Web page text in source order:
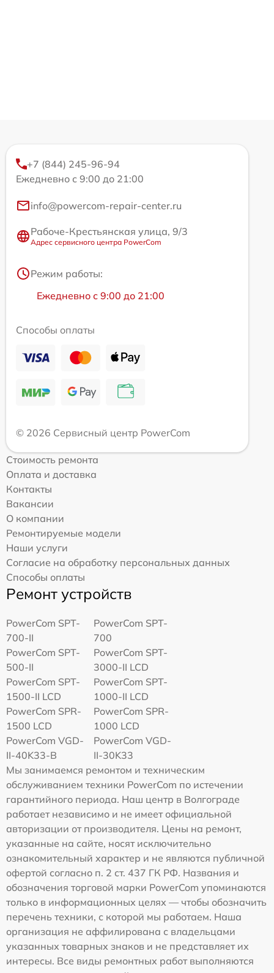
+7 (844) 245-96-94
Ежедневно с 9:00 до 21:00
info@powercom-repair-center.ru
Рабоче-Крестьянская улица, 9/3
Адрес сервисного центра PowerCom
Режим работы:
Ежедневно с 9:00 до 21:00
Способы оплаты
© 2026 Сервисный центр PowerCom
Стоимость ремонта
Оплата и доставка
Контакты
Вакансии
О компании
Ремонтируемые модели
Наши услуги
Согласие на обработку персональных данных
Способы оплаты
Ремонт устройств
PowerCom SPT-
700-II
PowerCom SPT-
700
PowerCom SPT-
500-II
PowerCom SPT-
3000-II LCD
PowerCom SPT-
1500-II LCD
PowerCom SPT-
1000-II LCD
PowerCom SPR-
1500 LCD
PowerCom SPR-
1000 LCD
PowerCom VGD-
II-40K33-B
PowerCom VGD-
II-30K33
Мы занимаемся ремонтом и техническим
обслуживанием техники PowerCom по истечении
гарантийного периода. Наш центр в Волгограде
работает независимо и не имеет официальной
авторизации от производителя. Цены на ремонт,
указанные на сайте, носят исключительно
ознакомительный характер и не являются публичной
офертой согласно п. 2 ст. 437 ГК РФ. Названия и
обозначения торговой марки PowerCom упоминаются
только в информационных целях — чтобы обозначить
перечень техники, с которой мы работаем. Наша
организация не аффилирована с владельцами
указанных товарных знаков и не представляет их
интересы. Все виды ремонтных работ выполняются